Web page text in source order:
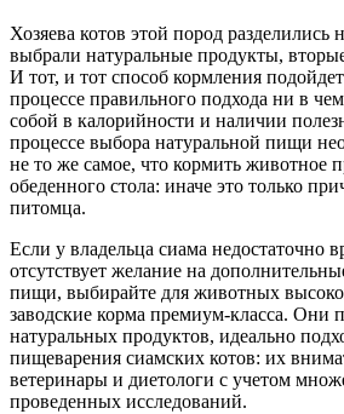
Хозяева котов этой пород
выбрали натуральные продукты,
И тот, и тот способ кормления
процессе правильного подхода ни в
собой в калорийности и наличии
процессе выбора натуральной пищи
не то же самое, что кормить животное
обеденного стола: иначе это только
питомца.
Если у владельца сиама недостаточно
отсутствует желание на
пищи, выбирайте для животных
заводские корма премиум-класса. Они
натуральных продуктов, идеально
пищеварения сиамских котов: их
ветеринары и диетологи с учетом
проведенных исследований.